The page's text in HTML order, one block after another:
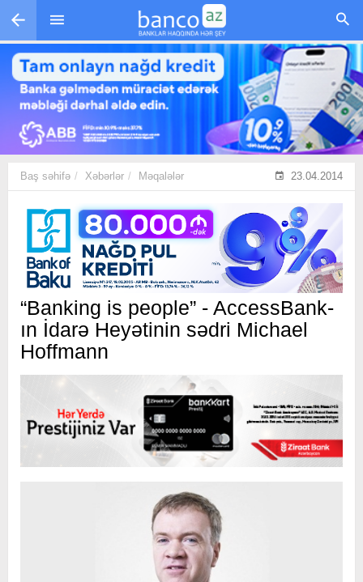
Skip to main content
Baş səhifə Xəbərlər Məqalələr 23.04.2014
“Banking is people” - AccessBank-
ın İdarə Heyətinin sədri Michael
Hoffmann